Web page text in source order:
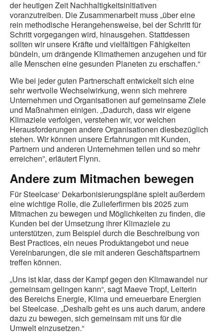
der heutigen Zeit Nachhaltigkeitsinitiativen
voranzutreiben. Die Zusammenarbeit muss „über eine
rein methodische Herangehensweise, bei der Schritt für
Schritt vorgegangen wird, hinausgehen. Stattdessen
sollten wir unsere Kräfte und vielfältigen Fähigkeiten
bündeln, um drängende Klimathemen anzugehen und für
alle Menschen eine gesunden Planeten zu erschaffen.“
Wie bei jeder guten Partnerschaft entwickelt sich eine
sehr wertvolle Wechselwirkung, wenn sich mehrere
Unternehmen und Organisationen auf gemeinsame Ziele
und Maßnahmen einigen. „Dadurch, dass wir eigene
Klimaziele verfolgen, verstehen wir, vor welchen
Herausforderungen andere Organisationen diesbezüglich
stehen. Wir können unsere Erfahrungen mit Kunden,
Partnern und anderen Unternehmen teilen und so mehr
erreichen”, erläutert Flynn.
Andere zum Mitmachen bewegen
Für Steelcase‘ Dekarbonisierungspläne spielt außerdem
eine wichtige Rolle, die Zulieferfirmen bis 2025 zum
Mitmachen zu bewegen und Möglichkeiten zu finden, die
Kunden bei der Umsetzung ihrer Klimaziele zu
unterstützen, zum Beispiel durch die Beschreibung von
Best Practices, ein neues Produktangebot und neue
Vereinbarungen, die sie mit anderen Geschäftspartnern
treffen können.
„Uns ist klar, dass der Kampf gegen den Klimawandel nur
gemeinsam gelingen kann“, sagt Maeve Tropf, Leiterin
des Bereichs Energie, Klima und erneuerbare Energien
bei Steelcase. „Deshalb geht es uns auch darum, andere
dazu zu bewegen, sich gemeinsam mit uns für die
Umwelt einzusetzen.“